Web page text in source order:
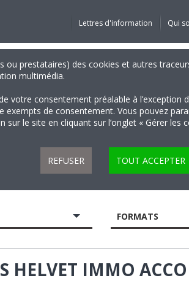
Lettres d'information Qui
ou prestataires) des cookies et autres
multimédia.
votre consentement préalable à
exempts de consentement. Vous pouvez
le site en cliquant sur l’onglet « Gérer les
REFUSER TOUT ACCEPTER
FORMATS
HELVET IMMO